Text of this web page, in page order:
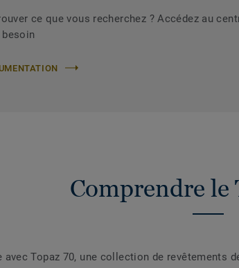
ce que vous recherchez ? Accédez au
besoin
Comprendre le
Topaz 70, une collection de revêtements